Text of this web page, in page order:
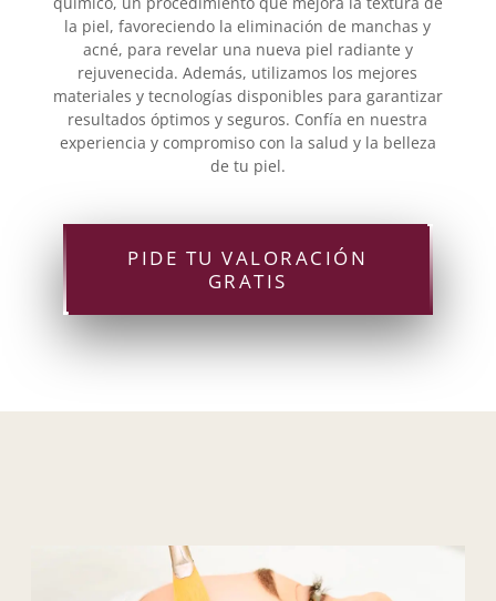
la piel, favoreciendo la eliminación de manchas y
acné, para revelar una nueva piel radiante y
rejuvenecida. Además, utilizamos los mejores
materiales y tecnologías disponibles para garantizar
resultados óptimos y seguros. Confía en nuestra
experiencia y compromiso con la salud y la belleza
de tu piel.
PIDE TU VALORACIÓN
GRATIS